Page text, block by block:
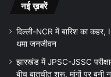
नई ख़बरें
दिल्ली-NCR में बारिश का
थमा जनजीवन
झारखंड में JPSC-JSSC
बीच बातचीत शुरू, मांगों पर बनी